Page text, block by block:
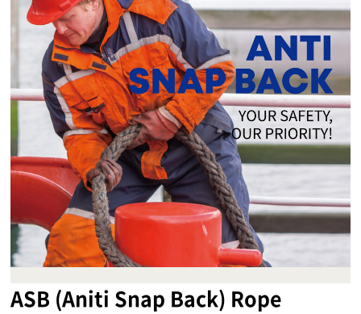
ASB (Aniti Snap Back) Rope